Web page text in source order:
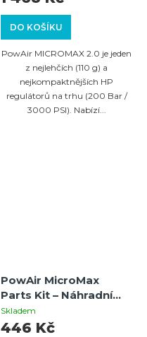
DO KOŠÍKU
PowAir MICROMAX 2.0 je jeden
z nejlehčích (110 g) a
nejkompaktnějších HP
regulátorů na trhu (200 Bar /
3000 PSI). Nabízí...
PowAir MicroMax
Parts Kit – Náhradní
díly pro 200bar
regulátor
Skladem
446 Kč